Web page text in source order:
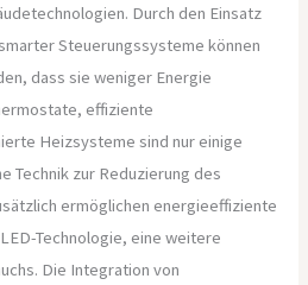
Durch den Einsatz
Steuerungssysteme können
dass sie weniger Energie
effiziente
Heizsysteme sind nur einige
Technik zur Reduzierung des
ermöglichen energieeffiziente
Technologie, eine weitere
Die Integration von